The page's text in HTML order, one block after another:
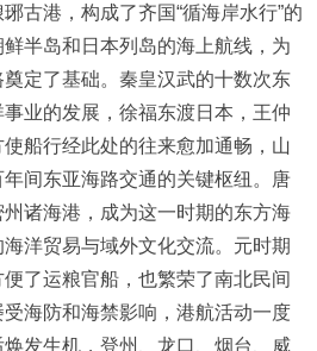
古港，构成了齐国“循海岸水行”的
半岛和日本列岛的海上航线，为
定了基础。秦皇汉武的十数次东
业的发展，徐福东渡日本，王仲
船行经此处的往来愈加通畅，山
间东亚海路交通的关键枢纽。唐
诸海港，成为这一时期的东方海
海洋贸易与域外文化交流。元时期
了运粮官船，也繁荣了南北民间
海防和海禁影响，港航活动一度
发生机，登州、龙口、烟台、威